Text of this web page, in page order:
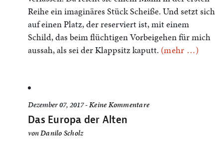
Reihe ein imaginäres Stück Scheiße. Und setzt sich
auf einen Platz, der reserviert ist, mit einem
Schild, das beim flüchtigen Vorbeigehen für mich
aussah, als sei der Klappsitz kaputt. (mehr …)
Dezember 07, 2017 -Keine Kommentare
Das Europa der Alten
vonDanilo Scholz